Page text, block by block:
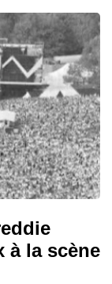
à la scène